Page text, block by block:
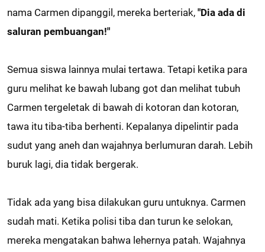
nama Carmen dipanggil, mereka berteriak, "Dia ada di
saluran pembuangan!"
Semua siswa lainnya mulai tertawa. Tetapi ketika para
guru melihat ke bawah lubang got dan melihat tubuh
Carmen tergeletak di bawah di kotoran dan kotoran,
tawa itu tiba-tiba berhenti. Kepalanya dipelintir pada
sudut yang aneh dan wajahnya berlumuran darah. Lebih
buruk lagi, dia tidak bergerak.
Tidak ada yang bisa dilakukan guru untuknya. Carmen
sudah mati. Ketika polisi tiba dan turun ke selokan,
mereka mengatakan bahwa lehernya patah. Wajahnya